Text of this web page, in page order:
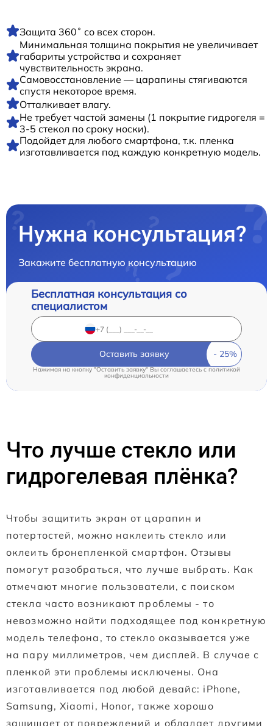
Защита 360˚ со всех сторон.
Минимальная толщина покрытия не увеличивает
габариты устройства и сохраняет
чувствительность экрана.
Самовосстановление — царапины стягиваются
спустя некоторое время.
Отталкивает влагу.
Не требует частой замены (1 покрытие гидрогеля =
3-5 стекол по сроку носки).
Подойдет для любого смартфона, т.к. пленка
изготавливается под каждую конкретную модель.
Нужна консультация?
Закажите бесплатную консультацию
Бесплатная консультация со
специалистом
Оставить заявку
Нажимая на кнопку "Оставить заявку" Вы соглашаетесь cполитикой
конфиденциальности
Что лучше стекло или
гидрогелевая плёнка?
Чтобы защитить экран от царапин и
потертостей, можно наклеить стекло или
оклеить бронепленкой смартфон. Отзывы
помогут разобраться, что лучше выбрать. Как
отмечают многие пользователи, с поиском
стекла часто возникают проблемы - то
невозможно найти подходящее под конкретную
модель телефона, то стекло оказывается уже
на пару миллиметров, чем дисплей. В случае с
пленкой эти проблемы исключены. Она
изготавливается под любой девайс: iPhone,
Samsung, Xiaomi, Honor, также хорошо
защищает от повреждений и обладает другими